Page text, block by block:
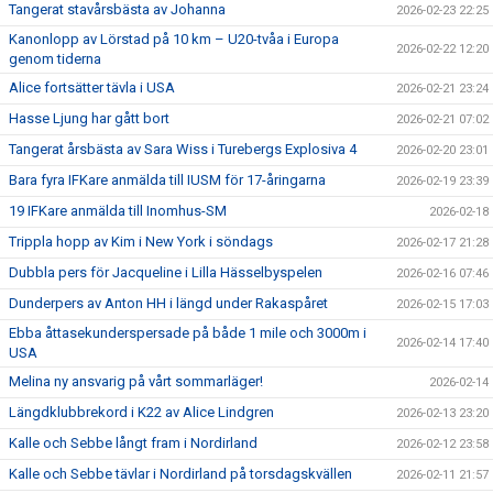
Tangerat stavårsbästa av Johanna 2026-02-23 22:25
Kanonlopp av Lörstad på 10 km – U20-tvåa i Europa
genom tiderna
2026-02-22 12:20
Alice fortsätter tävla i USA 2026-02-21 23:24
Hasse Ljung har gått bort 2026-02-21 07:02
Tangerat årsbästa av Sara Wiss i Turebergs Explosiva 4 2026-02-20 23:01
Bara fyra IFKare anmälda till IUSM för 17-åringarna 2026-02-19 23:39
19 IFKare anmälda till Inomhus-SM 2026-02-18
Trippla hopp av Kim i New York i söndags 2026-02-17 21:28
Dubbla pers för Jacqueline i Lilla Hässelbyspelen 2026-02-16 07:46
Dunderpers av Anton HH i längd under Rakaspåret 2026-02-15 17:03
Ebba åttasekunderspersade på både 1 mile och 3000m i
USA
2026-02-14 17:40
Melina ny ansvarig på vårt sommarläger! 2026-02-14
Längdklubbrekord i K22 av Alice Lindgren 2026-02-13 23:20
Kalle och Sebbe långt fram i Nordirland 2026-02-12 23:58
Kalle och Sebbe tävlar i Nordirland på torsdagskvällen 2026-02-11 21:57